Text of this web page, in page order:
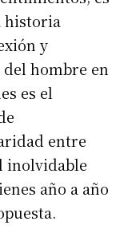
historia
y
hombre en
es el
entre
inolvidable
año a año